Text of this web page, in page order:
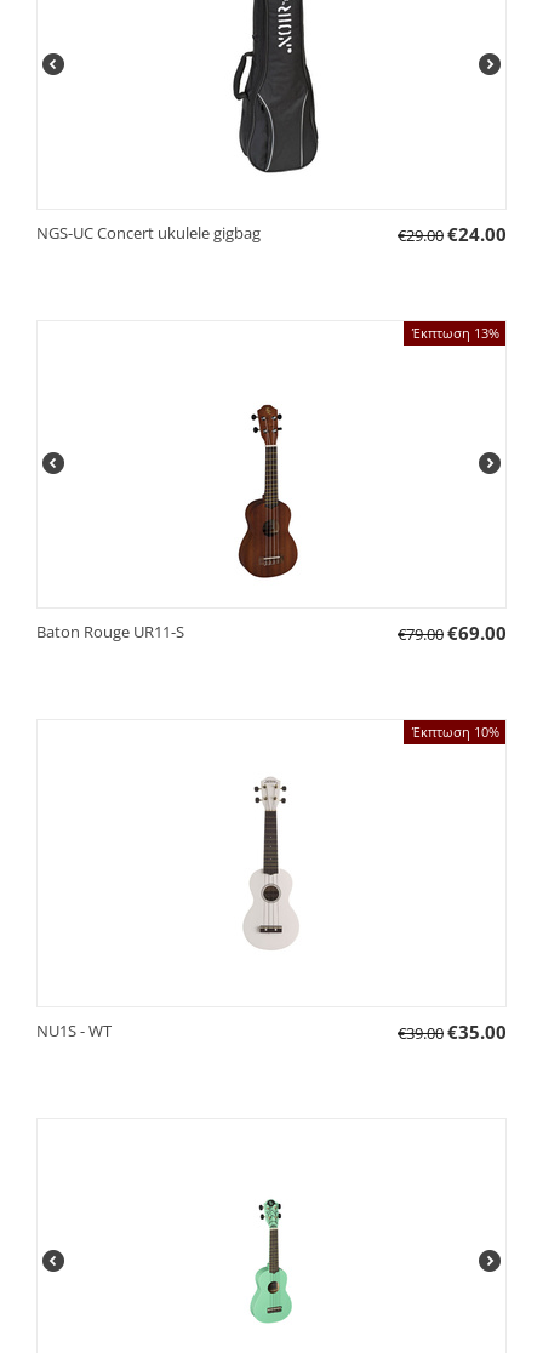
ΝGS-UC Concert ukulele gigbag €29.00€24.00
Έκπτωση 13%
Baton Rouge UR11-S €79.00€69.00
Έκπτωση 10%
NU1S - WT €39.00€35.00